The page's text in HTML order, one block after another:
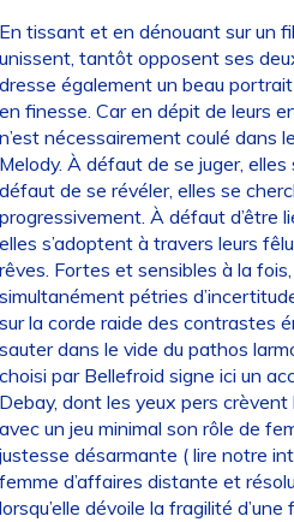
tissant et en dénouant sur un
tantôt opposent ses
également un beau
finesse. Car en dépit de leurs
nécessairement coulé dans
À défaut de se juger,
de se révéler, elles se
À défaut d’être
s’adoptent à travers leurs
Fortes et sensibles à la
pétries
la corde raide des contrastes
dans le vide du pathos
par Bellefroid signe ici un
dont les yeux pers crèvent
un jeu minimal son rôle de
désarmante ( lire notre
d’affaires distante et
dévoile la fragilité